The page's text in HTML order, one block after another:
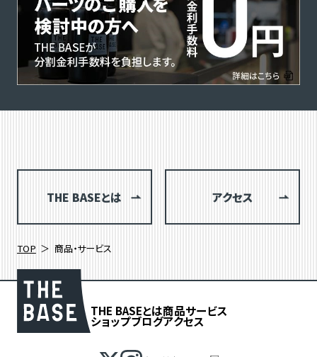
THE BASEとは アクセス
TOP 商品・サービス
THE BASEとは商品サービス
ショップブログアクセス